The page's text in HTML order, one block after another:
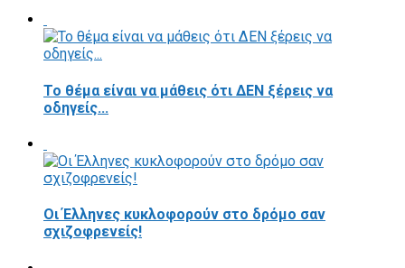
Το θέμα είναι να μάθεις ότι ΔΕΝ ξέρεις να
οδηγείς...
Οι Έλληνες κυκλοφορούν στο δρόμο σαν
σχιζοφρενείς!